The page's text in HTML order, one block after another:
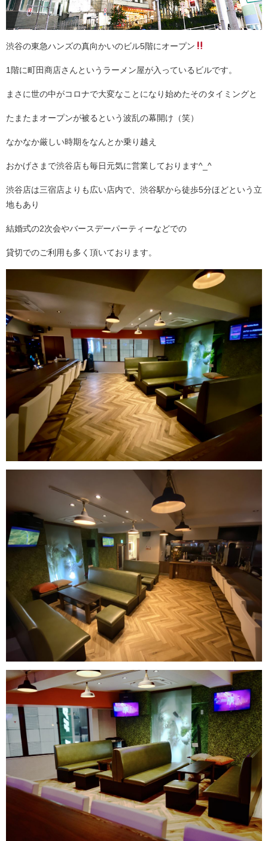
渋谷の東急ハンズの真向かいのビル5階にオープン
1階に町田商店さんというラーメン屋が入っているビルです。
まさに世の中がコロナで大変なことになり始めたそのタイミングと
たまたまオープンが被るという波乱の幕開け（笑）
なかなか厳しい時期をなんとか乗り越え
おかげさまで渋谷店も毎日元気に営業しております^_^
渋谷店は三宿店よりも広い店内で、渋谷駅から徒歩5分ほどという立
地もあり
結婚式の2次会やバースデーパーティーなどでの
貸切でのご利用も多く頂いております。